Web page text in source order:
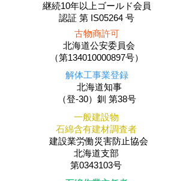
​継続10年以上ゴールド会員
認証 第 IS05264 号
古物商許可
北海道公安委員会
（第134010000897号）
解体工事業登録
北海道知事
（登-30）釧 第38号
一般建設物
石綿含有建材調査者
建設業労働災害防止協会
北海道支部
第0343103号